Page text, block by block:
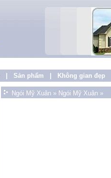
Sản phẩm Không gian đẹp
Ngói Mỹ Xuân » Ngói Mỹ Xuân »